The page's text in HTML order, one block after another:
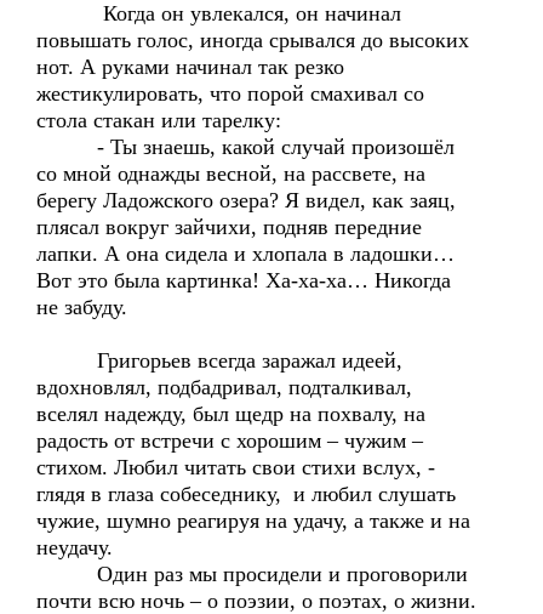
Когда он увлекался, он начинал
повышать голос, иногда срывался до высоких
нот. А руками начинал так резко
жестикулировать, что порой смахивал со
стола стакан или тарелку:
- Ты знаешь, какой случай произошёл
со мной однажды весной, на рассвете, на
берегу Ладожского озера? Я видел, как заяц,
плясал вокруг зайчихи, подняв передние
лапки. А она сидела и хлопала в ладошки…
Вот это была картинка! Ха-ха-ха… Никогда
не забуду.
Григорьев всегда заражал идеей,
вдохновлял, подбадривал, подталкивал,
вселял надежду, был щедр на похвалу, на
радость от встречи с хорошим – чужим –
стихом. Любил читать свои стихи вслух, -
глядя в глаза собеседнику, и любил слушать
чужие, шумно реагируя на удачу, а также и на
неудачу.
Один раз мы просидели и проговорили
почти всю ночь – о поэзии, о поэтах, о жизни.